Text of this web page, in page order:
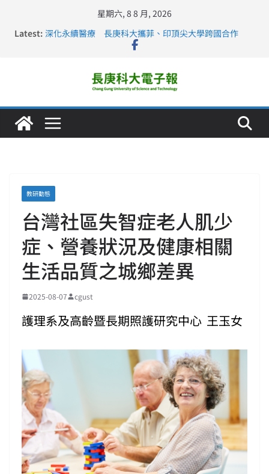
星期六, 8 8 月, 2026
Latest: 深化永續醫療 長庚科大攜菲、印頂尖大學跨國合作
長庚科大訪凱瑟醫療集團、美容學校收穫豐
仁德醫專與長庚科大締結策略聯盟 培育護理尖兵
長庚科大連四年穩居《遠見》醫學大學第5名 辦學實力再
教研動態
台灣社區失智症老人肌少
症、營養狀況及健康相關
生活品質之城鄉差異
2025-08-07 cgust
護理系及高齡暨長期照護研究中心 王玉女